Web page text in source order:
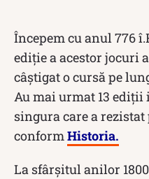
Începem cu anul 776
ediție a acestor jocuri
câștigat o cursă pe
Au mai urmat 13 ediții
singura care a
conformHistoria.
La sfârșitul anilor